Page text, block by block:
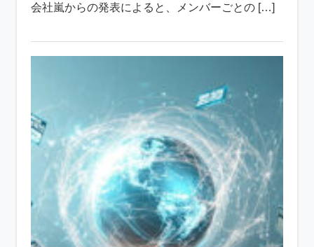
会社嵐からの発表によると、メンバーごとの […]